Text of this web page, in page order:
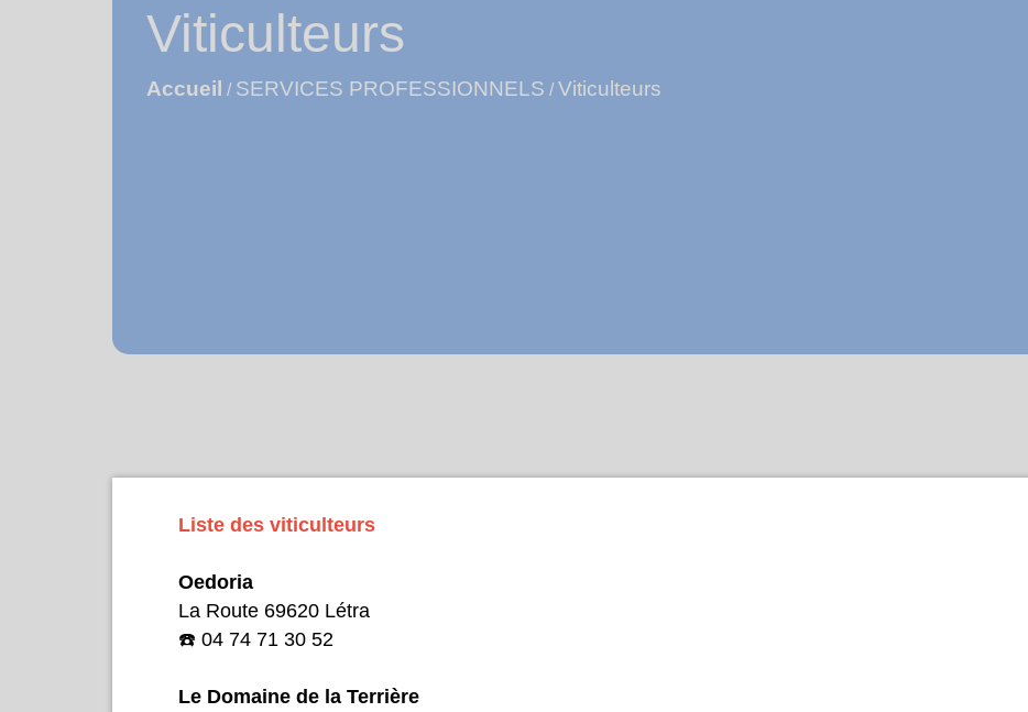
Viticulteurs
Accueil / SERVICES PROFESSIONNELS /Viticulteurs
Liste des viticulteurs
Oedoria
La Route 69620 Létra
☎️ 04 74 71 30 52
Le Domaine de la Terrière